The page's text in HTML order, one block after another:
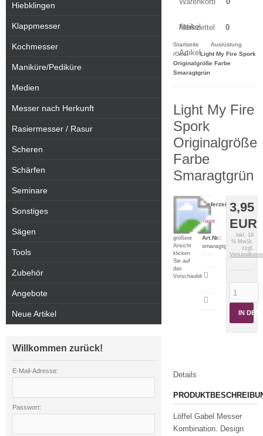
Artikel
Merkzettel 0
Artikel
Startseite
Ausrüstung
/Gear
Light My Fire Spork
Originalgröße Farbe
Smaragtgrün
Light My Fire
Spork
Originalgröße
Farbe
Smaragtgrün
Für eine
größere
Ansicht
klicken
Sie auf
das
Vorschaubild
3,95
EUR
inkl. 19
% MwSt.
zzgl.
IN DEN
Lieferzeit:
2-5
Tage
Art.Nr.:
smaragtgrün
drucken
Details
Löffel Gabel Messer
Kombination. Design
Hiebklingen
Klappmesser
Kochmesser
Maniküre/Pediküre
Medien
Messer nach Herkunft
Rasiermesser / Rasur
Scheren
Schärfen
Seminare
Sonstiges
Sägen
Tools
Zubehör
Angebote
Neue Artikel
Willkommen zurück!
E-Mail-Adresse:
Passwort: